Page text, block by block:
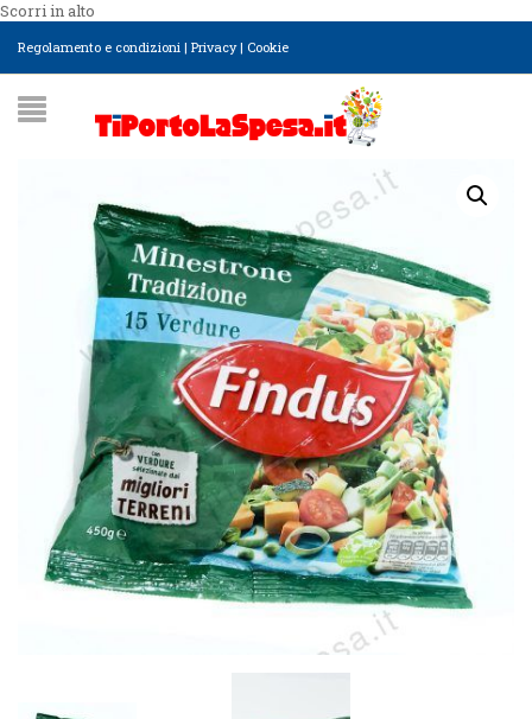
Scorri in alto
Regolamento e condizioni | Privacy| Cookie